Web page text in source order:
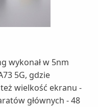
wykonał w 5nm
5G, gdzie
wielkość ekranu -
głównych - 48